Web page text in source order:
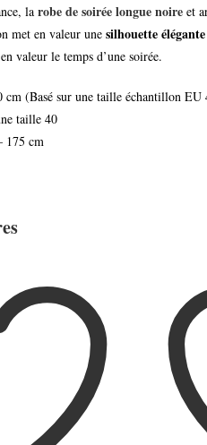
larobe de soirée longue noire et
met en valeur unesilhouette élégante
valeur le temps d’une soirée.
(Basé sur une taille échantillon EU
taille 40
175 cm